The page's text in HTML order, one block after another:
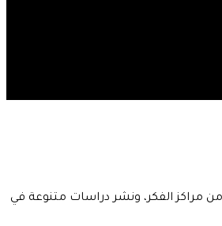
مراكز الفكر، ونشر دراسات متنوعة في